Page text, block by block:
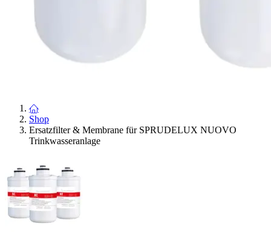
Shop
Ersatzfilter & Membrane für SPRUDELUX NUOVO
Trinkwasseranlage